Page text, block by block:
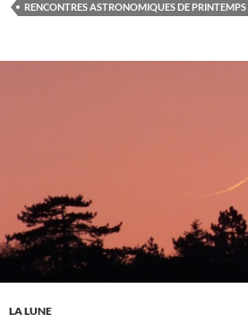
RENCONTRES ASTRONOMIQUES DE PRINTEMPS
LA LUNE